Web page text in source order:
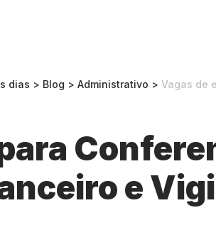
dias > Blog > Administrativo > Vagas de
e